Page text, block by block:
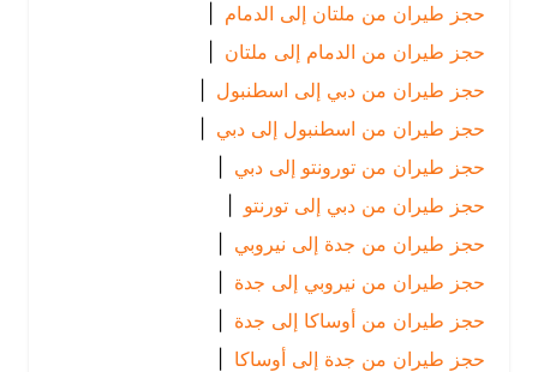
حجز طيران من ملتان إلى الدمام
|
حجز طيران من الدمام إلى ملتان |
حجز طيران من دبي إلى اسطنبول |
حجز طيران من اسطنبول إلى دبي |
حجز طيران من تورونتو إلى دبي |
حجز طيران من دبي إلى تورنتو |
حجز طيران من جدة إلى نيروبي |
حجز طيران من نيروبي إلى جدة
حجز طيران من أوساكا إلى جدة
حجز طيران من جدة إلى أوساكا |